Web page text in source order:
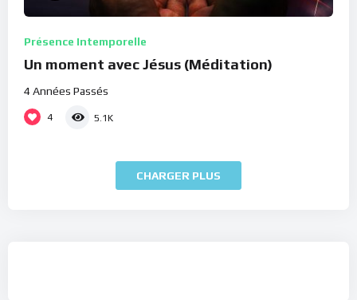
Présence Intemporelle
Un moment avec Jésus (Méditation)
4 Années Passés
4 5.1K
CHARGER PLUS